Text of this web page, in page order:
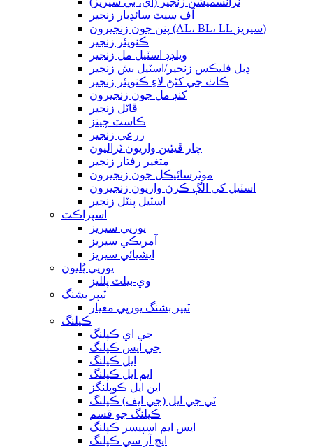
آف سيٽ سائڊبار زنجير
پنن جون زنجيرون (AL، BL، LL سيريز)
ڪنويئر زنجير
ويلڊڊ اسٽيل مل زنجير
ڊبل فليڪس زنجير/اسٽيل بش زنجير
ڪاٺ جي کڻڻ لاءِ ڪنويئر زنجير
کنڊ مل جون زنجيرون
ڦاٽل زنجير
ڪاسٽ چينز
زرعي زنجير
چار ڦيٿين واريون ٽراليون
متغير رفتار زنجير
موٽرسائيڪل جون زنجيرون
اسٽيل کي الڳ ڪرڻ واريون زنجيرون
اسٽيل پنٽل زنجير
اسپراڪٽ
يورپي سيريز
آمريڪي سيريز
ايشيائي سيريز
يورپي پُليون
وي-بيلٽ پلليز
ٽيپر بشنگ
ٽيپر بشنگ يورپي معيار
ڪپلنگ
جي اي ڪپلنگ
جي ايس ڪپلنگ
ايل ڪپلنگ
ايم ايل ڪپلنگ
اين ايل ڪوپلنگز
ٽي جي ايل (جي ايف) ڪپلنگ
ڪپلنگ جو قسم
ايس ايم اسپيسر ڪپلنگ
ايڇ آر سي ڪپلنگ